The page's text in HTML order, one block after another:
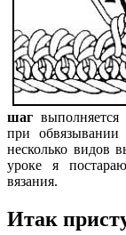
шаг
при обвязывании
несколько видов
уроке я
вязания.
Итак